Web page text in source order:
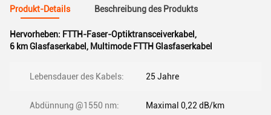
Produkt-Details Beschreibung des Produkts
Hervorheben: FTTH-Faser-Optiktransceiverkabel,
6 km Glasfaserkabel, Multimode FTTH Glasfaserkabel
Lebensdauer des Kabels: 25 Jahre
Abdünnung @1550 nm: Maximal 0,22 dB/km